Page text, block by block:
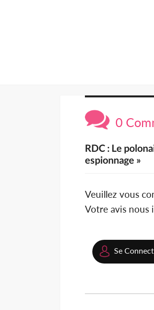
0
RDC : Le
espionnage »
Veuillez vous
Votre avis nous
Se